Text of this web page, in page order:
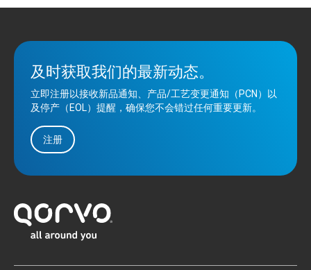
及时获取我们的最新动态。
立即注册以接收新品通知、产品/工艺变更通知（PCN）以
及停产（EOL）提醒，确保您不会错过任何重要更新。
注册